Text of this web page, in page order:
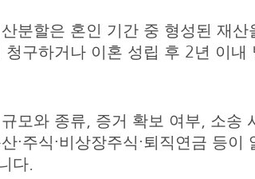
분할은 혼인 기간 중 형성된 재
청구하거나 이혼 성립 후 2년 이내
모와 종류, 증거 확보 여부, 소송
·주식·비상장주식·퇴직연금 등
다.